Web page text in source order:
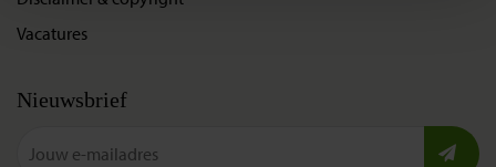
Vacatures
Nieuwsbrief